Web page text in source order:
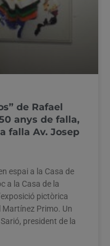
de Rafael
anys de falla,
falla Av. Josep
espai a la Casa de
a la Casa de la
pictòrica
Martínez Primo. Un
president de la